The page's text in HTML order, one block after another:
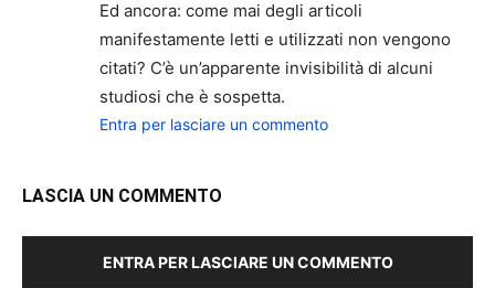
Ed ancora: come mai degli articoli
manifestamente letti e utilizzati non vengono
citati? C’è un’apparente invisibilità di alcuni
studiosi che è sospetta.
Entra per lasciare un commento
LASCIA UN COMMENTO
ENTRA PER LASCIARE UN COMMENTO